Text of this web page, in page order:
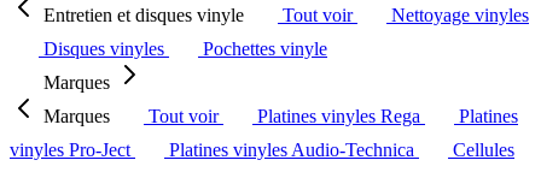
Entretien et disques vinyle
Tout voir
Nettoyage vinyles
Disques vinyles
Pochettes vinyle
Marques
Marques
Tout voir Platines vinyles Rega
Platines
vinyles Pro-Ject
Platines vinyles Audio-Technica
Cellules